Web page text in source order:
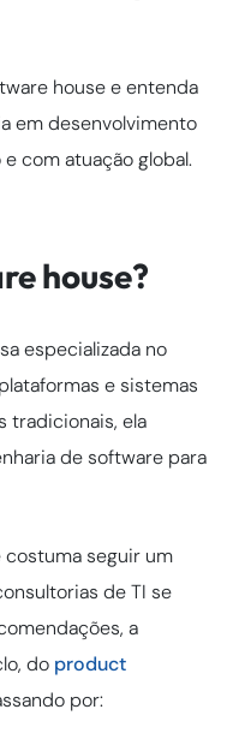
house e entenda
em desenvolvimento
com atuação global.
house?
especializada no
e sistemas
tradicionais, ela
de software para
seguir um
de TI se
a
do product
por: